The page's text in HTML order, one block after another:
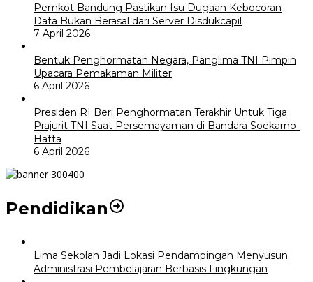
Pemkot Bandung Pastikan Isu Dugaan Kebocoran
Data Bukan Berasal dari Server Disdukcapil
7 April 2026
Bentuk Penghormatan Negara, Panglima TNI Pimpin
Upacara Pemakaman Militer
6 April 2026
Presiden RI Beri Penghormatan Terakhir Untuk Tiga
Prajurit TNI Saat Persemayaman di Bandara Soekarno-
Hatta
6 April 2026
Pendidikan
Lima Sekolah Jadi Lokasi Pendampingan Menyusun
Administrasi Pembelajaran Berbasis Lingkungan